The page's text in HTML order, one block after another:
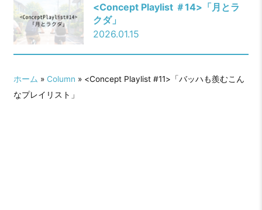
<Concept Playlist ＃14>「月とラ
クダ」
2026.01.15
ホーム » Column » <Concept Playlist #11>「バッハも羨むこん
なプレイリスト」